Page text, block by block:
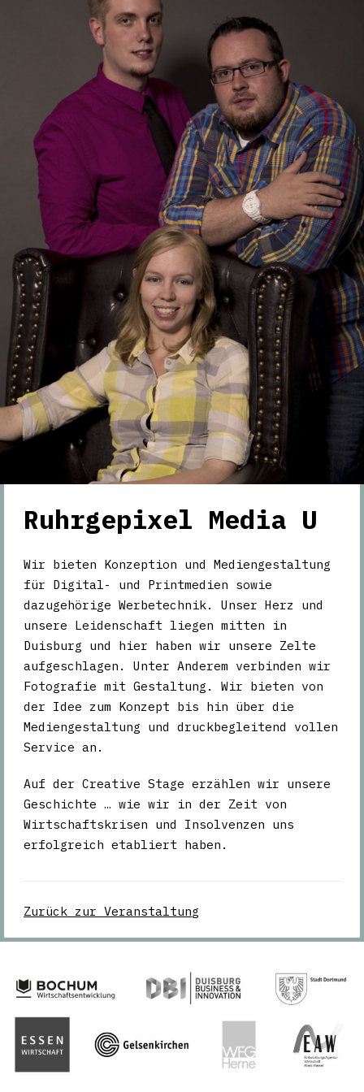
Ruhrgepixel Media U
Wir bieten Konzeption und Mediengestaltung
für Digital- und Printmedien sowie
dazugehörige Werbetechnik. Unser Herz und
unsere Leidenschaft liegen mitten in
Duisburg und hier haben wir unsere Zelte
aufgeschlagen. Unter Anderem verbinden wir
Fotografie mit Gestaltung. Wir bieten von
der Idee zum Konzept bis hin über die
Mediengestaltung und druckbegleitend vollen
Service an.
Auf der Creative Stage erzählen wir unsere
Geschichte … wie wir in der Zeit von
Wirtschaftskrisen und Insolvenzen uns
erfolgreich etabliert haben.
Zurück zur Veranstaltung